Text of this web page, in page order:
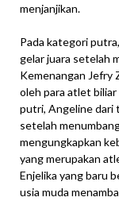
menjanjikan.
Pada kategori
gelar juara setelah
Kemenangan Jefry
oleh para atlet
putri, Angeline dari
setelah
mengungkapkan
yang merupakan
Enjelika yang baru
usia muda